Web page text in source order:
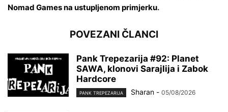
Nomad Games na ustupljenom primjerku.
POVEZANI ČLANCI
Pank Trepezarija #92: Planet
SAWA, klonovi Sarajlija i Zabok
Hardcore
PANK TREPEZARIJA Sharan - 05/08/2026